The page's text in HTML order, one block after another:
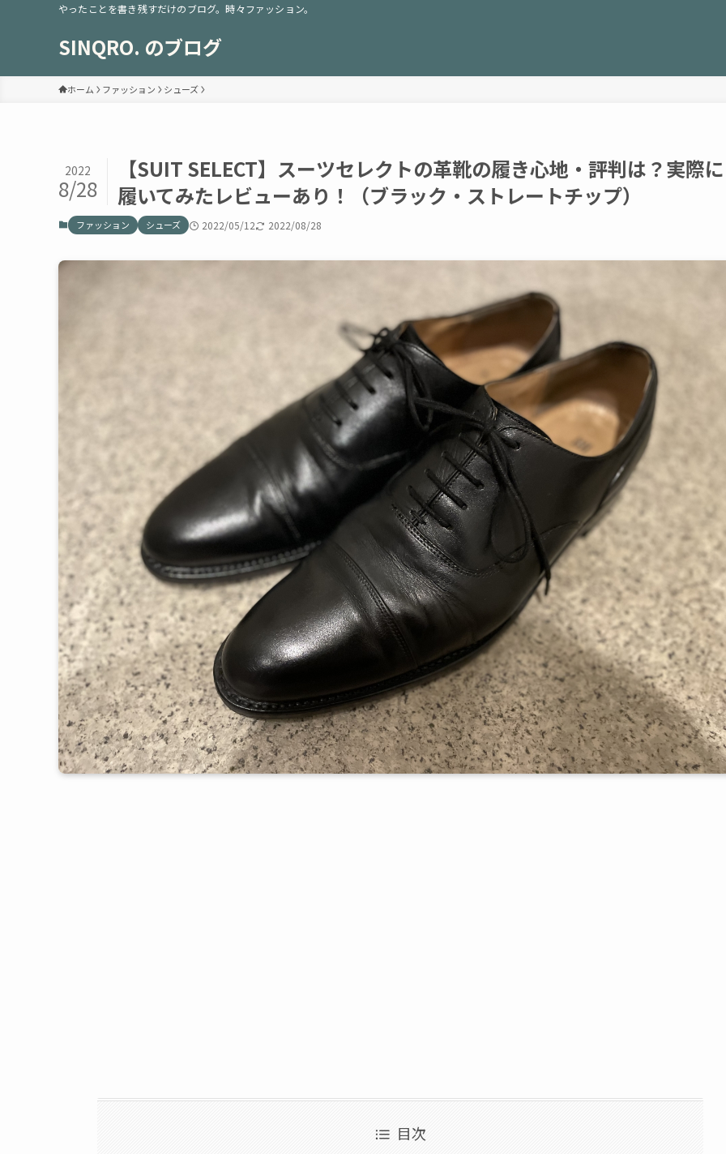
やったことを書き残すだけのブログ。時々ファッション。
SINQRO. のブログ
ホーム ファッション シューズ
【SUIT SELECT】スーツセレクトの革靴の履き心地・評判は？実際に
履いてみたレビューあり！（ブラック・ストレートチップ）
2022
8/28
ファッション シューズ 2022/05/12 2022/08/28
目次